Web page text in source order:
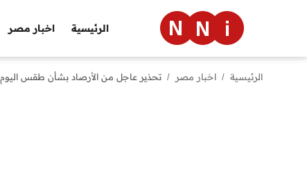
الرئيسية اخبار مصر
الرئيسية اخبار مصر تحذير عاجل من الأرصاد بشأن طقس